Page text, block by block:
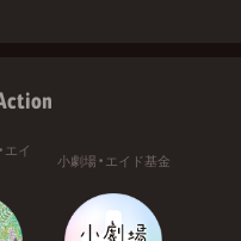
エイ
小劇場・エイド基金